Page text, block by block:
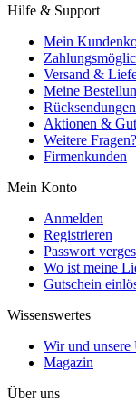
Hilfe & Support
Mein
Versand &
Meine
Aktionen &
Weitere Fragen?
Firmenkunden
Mein Konto
Anmelden
Registrieren
Passwort
Wo ist meine
Gutschein
Wissenswertes
Wir und
Magazin
Über uns